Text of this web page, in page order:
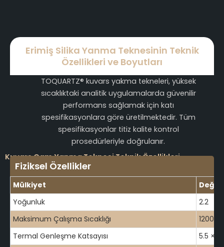
Erimiş Silika Yanma Teknesinin Teknik
Özellikleri ve Boyutları
TOQUARTZ® kuvars yakma tekneleri, yüksek
sıcaklıktaki analitik uygulamalarda güvenilir
performans sağlamak için katı
spesifikasyonlara göre üretilmektedir. Tüm
spesifikasyonlar titiz kalite kontrol
prosedürleriyle doğrulanır.
Kuvars Cam Yanma Teknesi Teknik Özellikleri
Fiziksel Özellikler
Mülkiyet
Değer
Yoğunluk
2.2
Maksimum Çalışma Sıcaklığı
1200
Termal Genleşme Katsayısı
5.5 ×